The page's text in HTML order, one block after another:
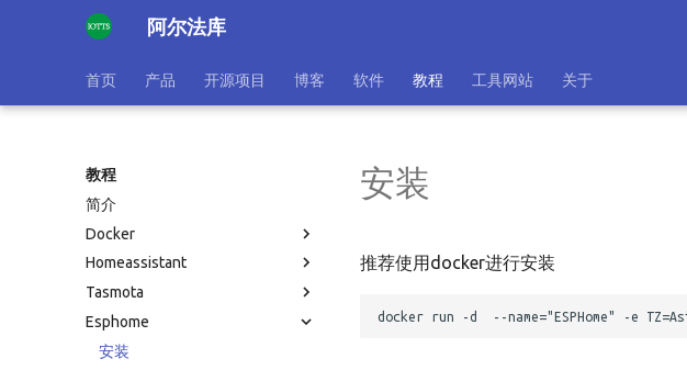
阿尔法库
首页 产品 开源项目 博客 软件 教程 工具网站 关于
教程
简介
Docker
Homeassistant
Tasmota
Esphome
安装
安装
推荐使用docker进行安装